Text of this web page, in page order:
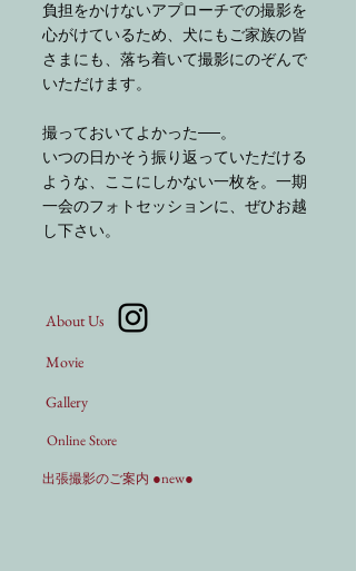
負担をかけないアプローチでの撮影を
心がけているため、犬にもご家族の皆
さまにも、落ち着いて撮影にのぞんで
いただけます。
撮っておいてよかった──。
いつの日かそう振り返っていただける
ような、ここにしかない一枚を。 一期
一会のフォトセッションに、 ぜひお越
し下さい。
About Us
Movie
Gallery
Online Store
出張撮影のご案内 ●new●